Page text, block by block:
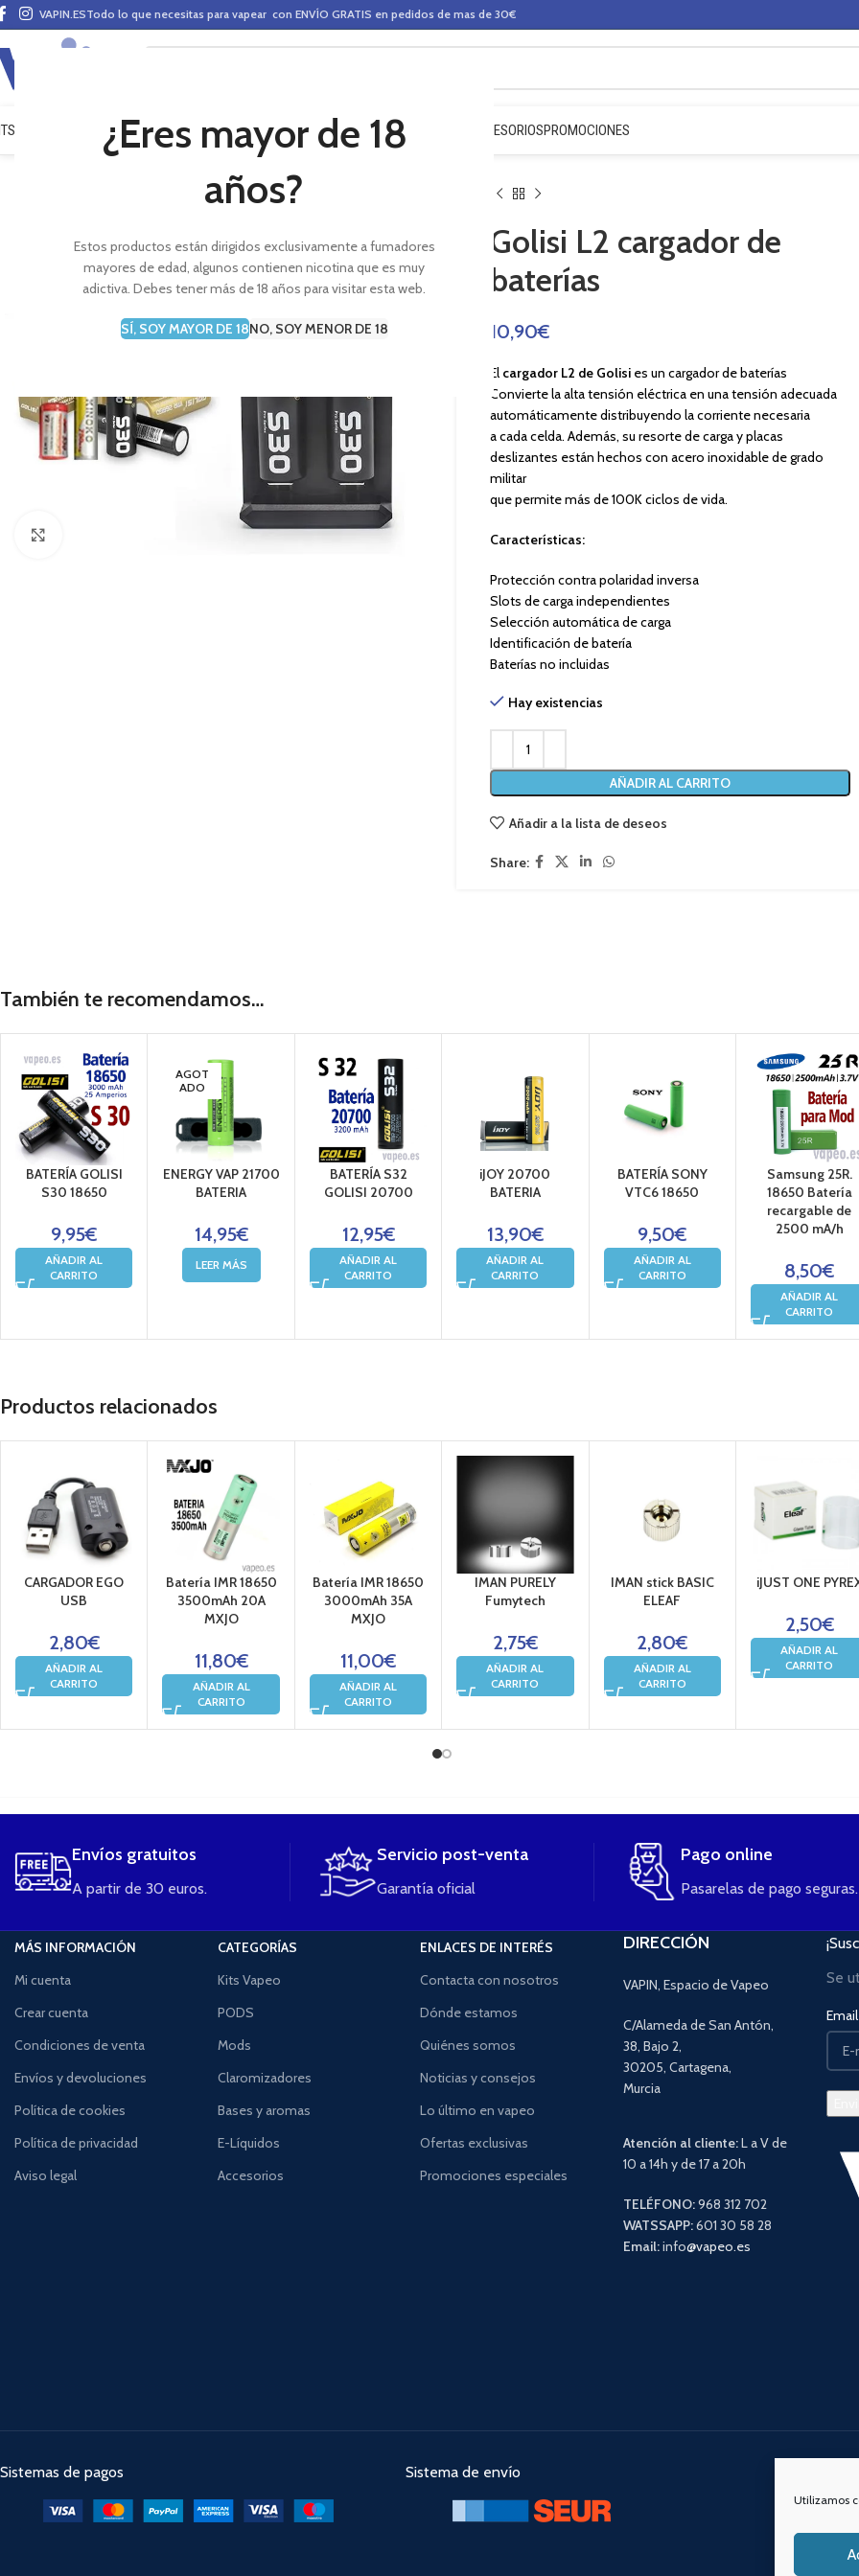
¿Eres mayor de 18
años?
Estos productos están dirigidos exclusivamente a fumadores
mayores de edad, algunos contienen nicotina que es muy
adictiva. Debes tener más de 18 años para visitar esta web.
SÍ, SOY MAYOR DE 18NO, SOY MENOR DE 18
Utilizamos
VAPIN.ESTodo lo que necesitas para vapear con ENVÍO GRATIS en pedidos de mas de 30€
VAPEO MODS CLAROMIZADORES BASES Y AROMAS (ALQUIMIA) ACCESORIOSPROMOCIONES
Golisi L2 cargador de
baterías
10,90€
El cargador L2 de Golisi es un cargador de baterías
Convierte la alta tensión eléctrica en una tensión adecuada
automáticamente distribuyendo la corriente necesaria
a cada celda. Además, su resorte de carga y placas
deslizantes están hechos con acero inoxidable de grado
militar
que permite más de 100K ciclos de vida.
Características:
Protección contra polaridad inversa
Slots de carga independientes
Selección automática de carga
Identificación de batería
Baterías no incluidas
Hay existencias
AÑADIR AL CARRITO
Añadir a la lista de deseos
Share:
También te recomendamos…
BATERÍA GOLISI
S30 18650
9,95€
AÑADIR AL
CARRITO
AGOT
ADO
ENERGY VAP 21700
BATERIA
14,95€
LEER MÁS
BATERÍA S32
GOLISI 20700
12,95€
AÑADIR AL
CARRITO
iJOY 20700
BATERIA
13,90€
AÑADIR AL
CARRITO
BATERÍA SONY
VTC6 18650
9,50€
AÑADIR AL
CARRITO
Samsung 25R.
18650 Batería
recargable de
2500 mA/h
8,50€
AÑADIR AL
CARRITO
Productos relacionados
CARGADOR EGO
USB
2,80€
AÑADIR AL
CARRITO
Batería IMR 18650
3500mAh 20A
MXJO
11,80€
AÑADIR AL
CARRITO
Batería IMR 18650
3000mAh 35A
MXJO
11,00€
AÑADIR AL
CARRITO
IMAN PURELY
Fumytech
2,75€
AÑADIR AL
CARRITO
IMAN stick BASIC
ELEAF
2,80€
AÑADIR AL
CARRITO
iJUST ONE
2,50€
AÑADIR AL
CARRITO
Envíos gratuitos
A partir de 30 euros.
Servicio post-venta
Garantía oficial
Pago online
Pasarelas de pago seguras.
MÁS INFORMACIÓN
Mi cuenta
Crear cuenta
Condiciones de venta
Envíos y devoluciones
Política de cookies
Política de privacidad
Aviso legal
CATEGORÍAS
Kits Vapeo
PODS
Mods
Claromizadores
Bases y aromas
E-Líquidos
Accesorios
ENLACES DE INTERÉS
Contacta con nosotros
Dónde estamos
Quiénes somos
Noticias y consejos
Lo último en vapeo
Ofertas exclusivas
Promociones especiales
DIRECCIÓN
VAPIN, Espacio de Vapeo
C/Alameda de San Antón,
38, Bajo 2,
30205, Cartagena,
Murcia
Atención al cliente:L a V de
10 a 14h y de 17 a 20h
TELÉFONO:968 312 702
WATSSAPP:601 30 58 28
Email:info@vapeo.es
Se
Email
Sistemas de pagos Sistema de envío